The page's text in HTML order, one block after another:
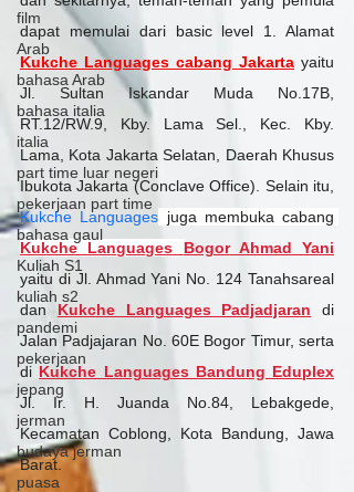
film
Arab
bahasa Arab
bahasa italia
italia
part time luar negeri
pekerjaan part time
bahasa gaul
Kuliah S1
kuliah s2
pandemi
pekerjaan
jepang
jerman
budaya jerman
puasa
Kukche Languages cabang Jakarta yaitu
Jl. Sultan Iskandar Muda No.17B,
RT.12/RW.9, Kby. Lama Sel., Kec. Kby.
Lama, Kota Jakarta Selatan, Daerah Khusus
Kukche Languages
Kukche Languages Bogor Ahmad Yani
yaitu di Jl. Ahmad Yani No. 124 Tanahsareal
dan
Kukche Languages Padjadjaran
di
Jalan Padjajaran No. 60E Bogor Timur, serta
di Kukche Languages Bandung Eduplex
Jl. Ir. H. Juanda No.84, Lebakgede,
Kecamatan Coblong, Kota Bandung, Jawa
Barat.